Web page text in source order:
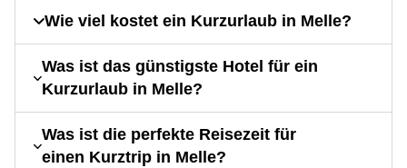
Wie viel kostet ein Kurzurlaub in Melle?
Was ist das günstigste Hotel für ein
Kurzurlaub in Melle?
Was ist die perfekte Reisezeit für
einen Kurztrip in Melle?